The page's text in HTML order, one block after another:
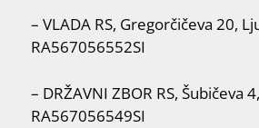
– VLADA RS, Gregorčičeva 20,
RA567056552SI
– DRŽAVNI ZBOR RS,
RA567056549SI